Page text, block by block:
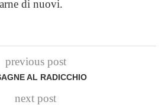
di nuovi.
previous post
AL RADICCHIO
next post